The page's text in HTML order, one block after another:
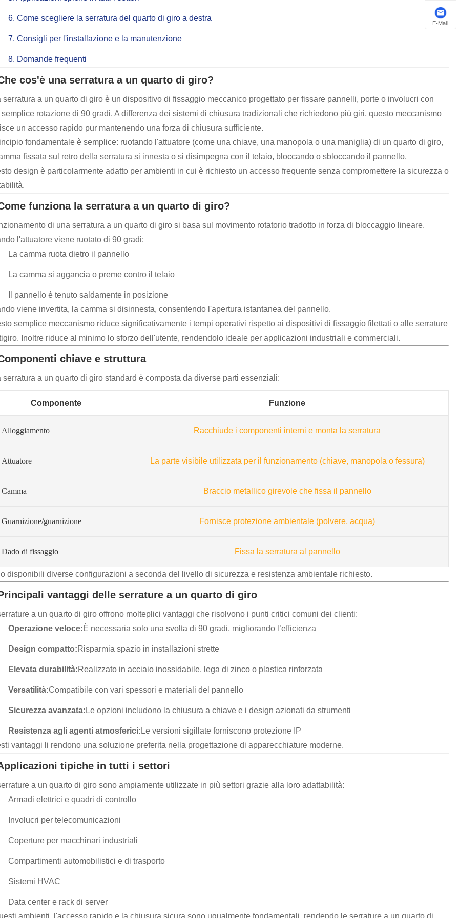
6. Come scegliere la serratura del quarto di giro a destra
7. Consigli per l'installazione e la manutenzione
8. Domande frequenti
cos'è una serratura a un quarto di giro?
serratura a un quarto di giro è un dispositivo di fissaggio meccanico progettato per fissare pannelli, porte o involucri con
rotazione di 90 gradi. A differenza dei sistemi di chiusura tradizionali che richiedono più giri, questo meccanismo
un accesso rapido pur mantenendo una forza di chiusura sufficiente.
fondamentale è semplice: ruotando l'attuatore (come una chiave, una manopola o una maniglia) di un quarto di giro,
fissata sul retro della serratura si innesta o si disimpegna con il telaio, bloccando o sbloccando il pannello.
design è particolarmente adatto per ambienti in cui è richiesto un accesso frequente senza compromettere la sicurezza o
funziona la serratura a un quarto di giro?
di una serratura a un quarto di giro si basa sul movimento rotatorio tradotto in forza di bloccaggio lineare.
l'attuatore viene ruotato di 90 gradi:
La camma ruota dietro il pannello
La camma si aggancia o preme contro il telaio
Il pannello è tenuto saldamente in posizione
viene invertita, la camma si disinnesta, consentendo l'apertura istantanea del pannello.
semplice meccanismo riduce significativamente i tempi operativi rispetto ai dispositivi di fissaggio filettati o alle serrature
Inoltre riduce al minimo lo sforzo dell'utente, rendendolo ideale per applicazioni industriali e commerciali.
chiave e struttura
serratura a un quarto di giro standard è composta da diverse parti essenziali:
Componente Funzione
Alloggiamento Racchiude i componenti interni e monta la serratura
Attuatore La parte visibile utilizzata per il funzionamento (chiave, manopola o fessura)
Camma Braccio metallico girevole che fissa il pannello
Guarnizione/guarnizione Fornisce protezione ambientale (polvere, acqua)
Dado di fissaggio Fissa la serratura al pannello
disponibili diverse configurazioni a seconda del livello di sicurezza e resistenza ambientale richiesto.
vantaggi delle serrature a un quarto di giro
a un quarto di giro offrono molteplici vantaggi che risolvono i punti critici comuni dei clienti:
Operazione veloce:È necessaria solo una svolta di 90 gradi, migliorando l’efficienza
Design compatto:Risparmia spazio in installazioni strette
Elevata durabilità:Realizzato in acciaio inossidabile, lega di zinco o plastica rinforzata
Versatilità:Compatibile con vari spessori e materiali del pannello
Sicurezza avanzata: Le opzioni includono la chiusura a chiave e i design azionati da strumenti
Resistenza agli agenti atmosferici: Le versioni sigillate forniscono protezione IP
vantaggi li rendono una soluzione preferita nella progettazione di apparecchiature moderne.
tipiche in tutti i settori
a un quarto di giro sono ampiamente utilizzate in più settori grazie alla loro adattabilità:
Armadi elettrici e quadri di controllo
Involucri per telecomunicazioni
Coperture per macchinari industriali
Compartimenti automobilistici e di trasporto
Sistemi HVAC
Data center e rack di server
ambienti, l'accesso rapido e la chiusura sicura sono ugualmente fondamentali, rendendo le serrature a un quarto di
E-Mail